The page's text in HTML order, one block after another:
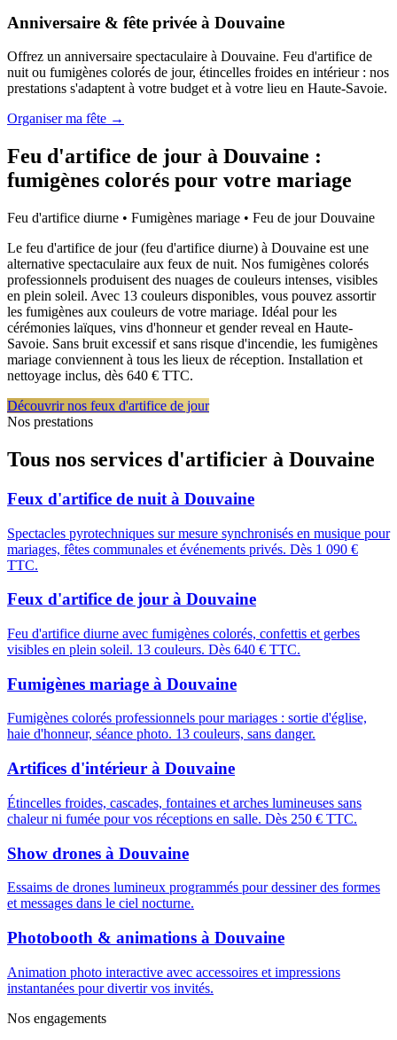
Anniversaire & fête privée à Douvaine
Offrez un anniversaire spectaculaire à Douvaine. Feu d'artifice de
nuit ou fumigènes colorés de jour, étincelles froides en intérieur : nos
prestations s'adaptent à votre budget et à votre lieu en Haute-Savoie.
Organiser ma fête →
Feu d'artifice de jour à Douvaine :
fumigènes colorés pour votre mariage
Feu d'artifice diurne • Fumigènes mariage • Feu de jourDouvaine
Le feu d'artifice de jour (feu d'artifice diurne) à Douvaine est une
alternative spectaculaire aux feux de nuit. Nos fumigènes colorés
professionnels produisent des nuages de couleurs intenses, visibles
en plein soleil. Avec 13 couleurs disponibles, vous pouvez assortir
les fumigènes aux couleurs de votre mariage. Idéal pour les
cérémonies laïques, vins d'honneur et gender reveal en Haute-
Savoie. Sans bruit excessif et sans risque d'incendie, les fumigènes
mariage conviennent à tous les lieux de réception. Installation et
nettoyage inclus, dès 640 € TTC.
Découvrir nos feux d'artifice de jour
Nos prestations
Tous nos services d'artificier à Douvaine
Feux d'artifice de nuit à Douvaine
Spectacles pyrotechniques sur mesure synchronisés en musique pour
mariages, fêtes communales et événements privés. Dès 1 090 €
TTC.
Feux d'artifice de jour à Douvaine
Feu d'artifice diurne avec fumigènes colorés, confettis et gerbes
visibles en plein soleil. 13 couleurs. Dès 640 € TTC.
Fumigènes mariage à Douvaine
Fumigènes colorés professionnels pour mariages : sortie d'église,
haie d'honneur, séance photo. 13 couleurs, sans danger.
Artifices d'intérieur à Douvaine
Étincelles froides, cascades, fontaines et arches lumineuses sans
chaleur ni fumée pour vos réceptions en salle. Dès 250 € TTC.
Show drones à Douvaine
Essaims de drones lumineux programmés pour dessiner des formes
et messages dans le ciel nocturne.
Photobooth & animations à Douvaine
Animation photo interactive avec accessoires et impressions
instantanées pour divertir vos invités.
Nos engagements